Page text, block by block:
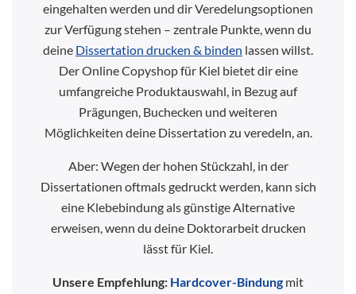
eingehalten werden und dir Veredelungsoptionen
zur Verfügung stehen – zentrale Punkte, wenn du
deine Dissertation drucken & binden lassen willst.
Der Online Copyshop für Kiel bietet dir eine
umfangreiche Produktauswahl, in Bezug auf
Prägungen, Buchecken und weiteren
Möglichkeiten deine Dissertation zu veredeln, an.
Aber: Wegen der hohen Stückzahl, in der
Dissertationen oftmals gedruckt werden, kann sich
eine Klebebindung als günstige Alternative
erweisen, wenn du deine Doktorarbeit drucken
lässt für Kiel.
Unsere Empfehlung: Hardcover-Bindung mit